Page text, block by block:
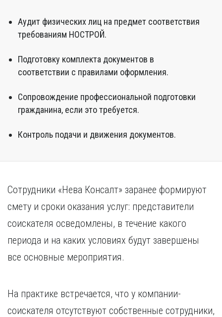
Аудит физических лиц на предмет соответствия
требованиям НОСТРОЙ.
Подготовку комплекта документов в
соответствии с правилами оформления.
Сопровождение профессиональной подготовки
гражданина, если это требуется.
Контроль подачи и движения документов.
Сотрудники «Нева Консалт» заранее формируют
смету и сроки оказания услуг: представители
соискателя осведомлены, в течение какого
периода и на каких условиях будут завершены
все основные мероприятия.
На практике встречается, что у компании-
соискателя отсутствуют собственные сотрудники,